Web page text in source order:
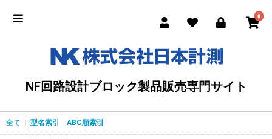
0
NF回路設計ブロック製品販売専門サイト
全て 型名索引 ABC順索引